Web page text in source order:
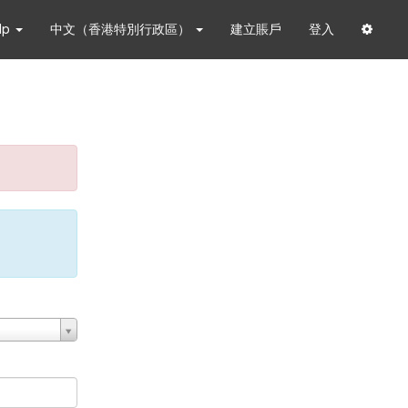
中文（香港特別行政區） 建立賬戶 登入